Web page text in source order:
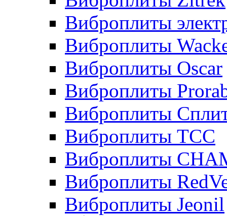
Виброплиты
Виброплиты
Виброплиты Oscar
Виброплиты
Виброплиты
Виброплиты ТСС
Виброплиты
Виброплиты
Виброплиты Jeonil